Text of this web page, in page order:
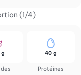
(1/4)
Protéines
40 g